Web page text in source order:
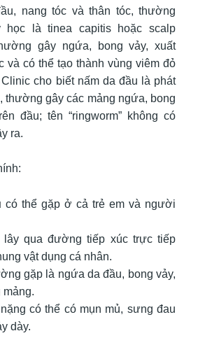
nang tóc và thân tóc, thường
là tinea capitis hoặc scalp
gây ngứa, bong vảy, xuất
và có thể tạo thành vùng viêm đỏ
cho biết nấm da đầu là phát
thường gây các mảng ngứa, bong
đầu; tên “ringworm” không có
ra.
có thể gặp ở cả trẻ em và người
lây qua đường tiếp xúc trực tiếp
vật dụng cá nhân.
gặp là ngứa da đầu, bong vảy,
mảng.
có thể có mụn mủ, sưng đau
dày.